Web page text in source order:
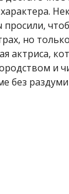
просили,
но
актриса,
и
без